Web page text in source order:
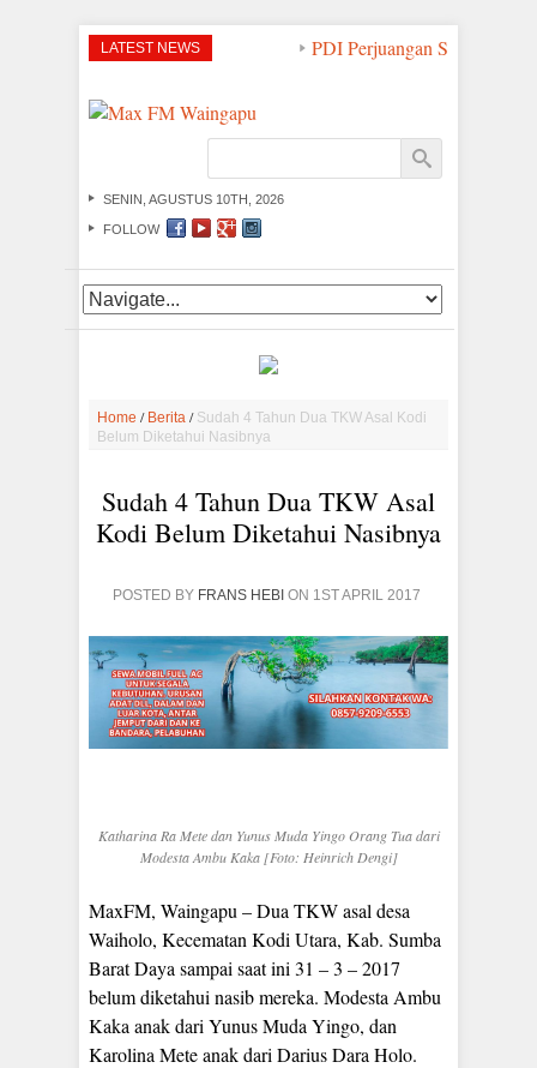
LATEST NEWS PDI Perjuangan Sumba
SENIN, AGUSTUS 10TH, 2026
FOLLOW
Home / Berita / Sudah 4 Tahun Dua TKW Asal Kodi
Belum Diketahui Nasibnya
Sudah 4 Tahun Dua TKW Asal
Kodi Belum Diketahui Nasibnya
POSTED BY FRANS HEBI ON 1ST APRIL 2017
Katharina Ra Mete dan Yunus Muda Yingo Orang Tua dari
Modesta Ambu Kaka [Foto: Heinrich Dengi]
MaxFM, Waingapu – Dua TKW asal desa
Waiholo, Kecematan Kodi Utara, Kab. Sumba
Barat Daya sampai saat ini 31 – 3 – 2017
belum diketahui nasib mereka. Modesta Ambu
Kaka anak dari Yunus Muda Yingo, dan
Karolina Mete anak dari Darius Dara Holo.